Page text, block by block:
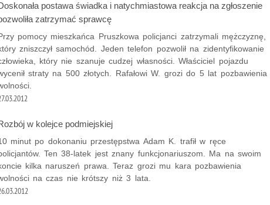
postawa świadka i natychmiastowa reakcja na zgłoszenie
zatrzymać sprawcę
pomocy mieszkańca Pruszkowa policjanci zatrzymali mężczyznę,
zniszczył samochód. Jeden telefon pozwolił na zidentyfikowanie
który nie szanuje cudzej własności. Właściciel pojazdu
straty na 500 złotych. Rafałowi W. grozi do 5 lat pozbawienia
w kolejce podmiejskiej
minut po dokonaniu przestępstwa Adam K. trafił w ręce
Ten 38-latek jest znany funkcjonariuszom. Ma na swoim
kilka naruszeń prawa. Teraz grozi mu kara pozbawienia
na czas nie krótszy niż 3 lata.